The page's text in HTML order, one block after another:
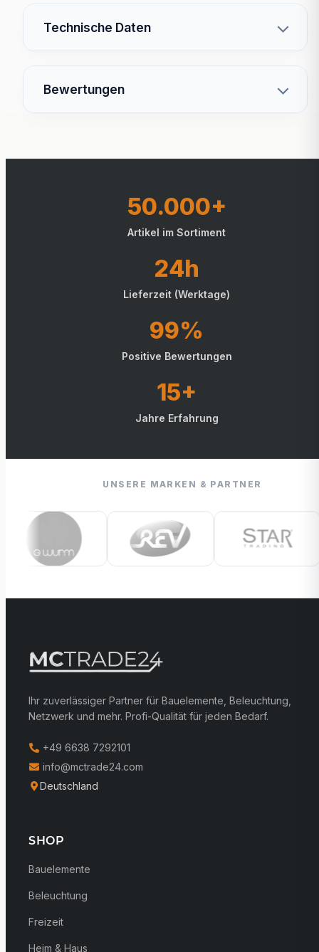
Technische Daten
Bewertungen
50.000+
Artikel im Sortiment
24h
Lieferzeit (Werktage)
99%
Positive Bewertungen
15+
Jahre Erfahrung
UNSERE MARKEN & PARTNER
Ihr zuverlässiger Partner für Bauelemente, Beleuchtung,
Netzwerk und mehr. Profi-Qualität für jeden Bedarf.
+49 6638 7292101
info@mctrade24.com
Deutschland
SHOP
Bauelemente
Beleuchtung
Freizeit
Heim & Haus